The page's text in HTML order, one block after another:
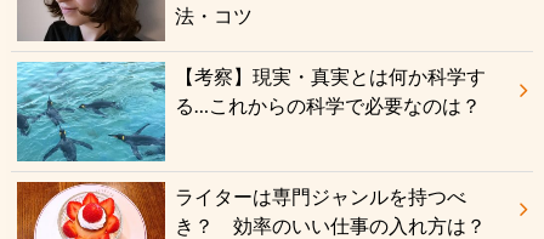
法・コツ
【考察】現実・真実とは何か科学す
る…これからの科学で必要なのは？
ライターは専門ジャンルを持つべ
き？ 効率のいい仕事の入れ方は？